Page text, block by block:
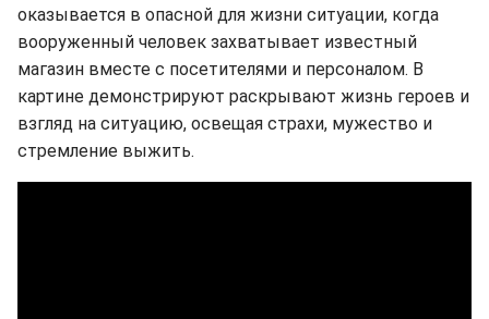
оказывается в опасной для жизни ситуации, когда
вооруженный человек захватывает известный
магазин вместе с посетителями и персоналом. В
картине демонстрируют раскрывают жизнь героев и
взгляд на ситуацию, освещая страхи, мужество и
стремление выжить.